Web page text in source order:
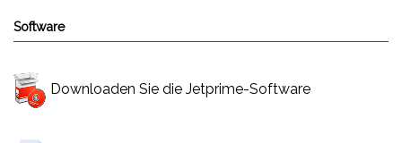
Software
Downloaden Sie die Jetprime-Software